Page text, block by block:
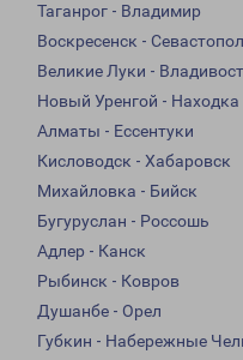
Таганрог - Владимир
Воскресенск -
Великие Луки -
Новый Уренгой - Находка
Алматы - Ессентуки
Кисловодск - Хабаровск
Михайловка - Бийск
Бугуруслан - Россошь
Адлер - Канск
Рыбинск - Ковров
Душанбе - Орел
Губкин - Набережные